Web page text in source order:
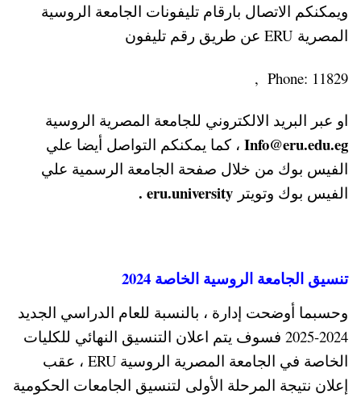
ويمكنكم الاتصال بارقام تليفونات الجامعة الروسية
المصرية ERU عن طريق رقم تليفون
Phone: 11829 ,
او عبر البريد الالكتروني للجامعة المصرية الروسية
Info@eru.edu.eg ، كما يمكنكم التواصل أيضا علي
الفيس بوك من خلال صفحة الجامعة الرسمية علي
الفيس بوك وتويتر
تنسيق الجامعة الروسية الخاصة 2024
وحسبما أوضحت إدارة ، بالنسبة للعام الدراسي الجديد
2024-2025 فسوف يتم اعلان التنسيق النهائي للكليات
الخاصة في الجامعة المصرية الروسية ERU ، عقب
إعلان نتيجة المرحلة الأولى لتنسيق الجامعات الحكومية